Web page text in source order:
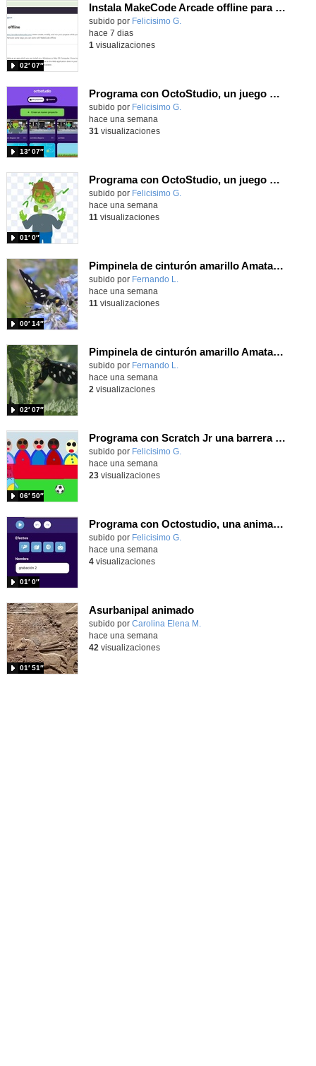
Instala MakeCode Arcade offline para programar grandes juegos sin necesidad de Internet
Contenido educativo.
subido por Felicisimo G.
02′ 07″
hace 7 dias
1 visualizaciones
Programa con OctoStudio, un juego de disparos contra Zombies con un cargador basado en el House of the dead
Contenido educativo.
subido por Felicisimo G.
13′ 07″
hace una semana
31 visualizaciones
Programa con OctoStudio, un juego homenajeando al House of the dead con Zombies
Contenido educativo.
subido por Felicisimo G.
01′ 0″
hace una semana
11 visualizaciones
Pimpinela de cinturón amarillo Amata phegea (Linnaeus, 1758)
Contenido educativo.
subido por Fernando L.
00′ 14″
hace una semana
11 visualizaciones
Pimpinela de cinturón amarillo Amata phegea (Linnaeus, 1758)
Contenido educativo.
subido por Fernando L.
02′ 07″
hace una semana
2 visualizaciones
Programa con Scratch Jr una barrera que se desplaza para dar sensación de movimiento
Contenido educativo.
subido por Felicisimo G.
06′ 50″
hace una semana
23visualizaciones
Programa con Octostudio, una animación utilizando la cámara para una foto y audio y texto para comunicar.
Contenido educativo.
subido por Felicisimo G.
01′ 0″
hace una semana
4visualizaciones
Asurbanipal animado
Contenido educativo.
subido por Carolina Elena M.
01′ 51″
hace una semana
42 visualizaciones